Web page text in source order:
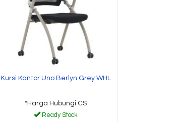
Kursi Kantor Uno Berlyn Grey WHL
*Harga Hubungi CS
Ready Stock